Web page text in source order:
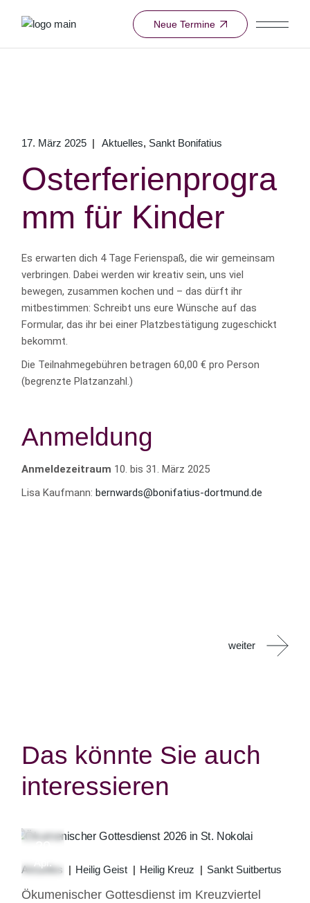
Neue Termine
17. März 2025 Aktuelles Sankt Bonifatius
Osterferienprogra
mm für Kinder
Es erwarten dich 4 Tage Ferienspaß, die wir gemeinsam
verbringen. Dabei werden wir kreativ sein, uns viel
bewegen, zusammen kochen und – das dürft ihr
mitbestimmen: Schreibt uns eure Wünsche auf das
Formular, das ihr bei einer Platzbestätigung zugeschickt
bekommt.
Die Teilnahmegebühren betragen 60,00 € pro Person
(begrenzte Platzanzahl.)
Anmeldung
Anmeldezeitraum 10. bis 31. März 2025
Lisa Kaufmann:bernwards@bonifatius-dortmund.de
weiter
Das könnte Sie auch
interessieren
20
Apr.
Aktuelles Heilig Geist Heilig Kreuz Sankt Suitbertus
Ökumenischer Gottesdienst im Kreuzviertel